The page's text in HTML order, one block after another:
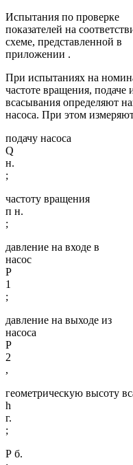
Испытания по проверке
показателей на
схеме, представленной в
приложении .
При испытаниях на
частоте вращения, подаче
всасывания определяют
насоса. При этом
подачу насоса
Q
н.
;
частоту вращения
п н.
;
давление на входе в
насос
Р
1
;
давление на выходе из
насоса
Р
2
,
геометрическую высоту
h
г.
;
Р б.